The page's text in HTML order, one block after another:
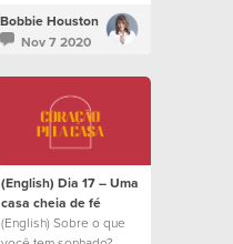
Cristo teve
Bobbie Houston
Nov 7 2020
(English) Dia 17 – Uma
casa cheia de fé
(English) Sobre o que